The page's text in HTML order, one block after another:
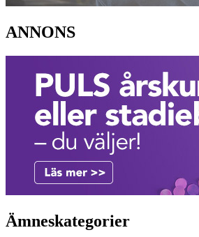
ANNONS
Ämneskategorier